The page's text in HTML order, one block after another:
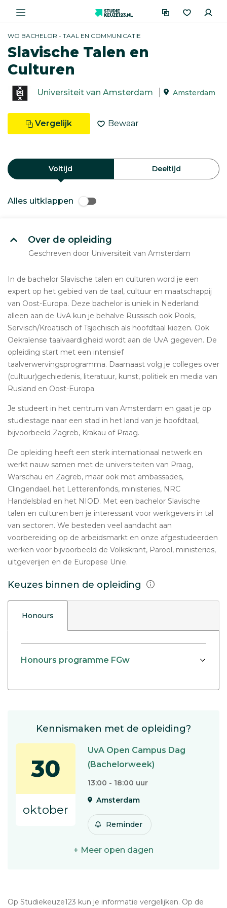
WO BACHELOR - TAAL EN COMMUNICATIE
Slavische Talen en
Culturen
Universiteit van Amsterdam Amsterdam
Vergelijk Bewaar
Voltijd Deeltijd
Alles uitklappen
Over de opleiding
Geschreven door Universiteit van Amsterdam
In de bachelor Slavische talen en culturen word je een
expert op het gebied van de taal, cultuur en maatschappij
van Oost-Europa. Deze bachelor is uniek in Nederland:
alleen aan de UvA kun je behalve Russisch ook Pools,
Servisch/Kroatisch of Tsjechisch als hoofdtaal kiezen. Ook
Oekraïense taalvaardigheid wordt aan de UvA gegeven. De
opleiding start met een intensief
taalverwervingsprogramma. Daarnaast volg je colleges over
(cultuur)gechiedenis, literatuur, kunst, politiek en media van
Rusland en Oost-Europa.
Je studeert in het centrum van Amsterdam en gaat je op
studiestage naar een stad in het land van je hoofdtaal,
bijvoorbeeld Zagreb, Krakau of Praag.
De opleiding heeft een sterk internationaal netwerk en
werkt nauw samen met de universiteiten van Praag,
Warschau en Zagreb, maar ook met ambassades,
Clingendael, het Letterenfonds, ministeries, NRC
Handelsblad en het NIOD. Met een bachelor Slavische
talen en culturen ben je interessant voor werkgevers in tal
van sectoren. We besteden veel aandacht aan
voorbereiding op de arbeidsmarkt en onze afgestudeerden
werken voor bijvoorbeeld de Volkskrant, Parool, ministeries,
uitgeverijen en de Europese Unie.
Keuzes binnen de opleiding
Honours
Honours programme FGw
Kennismaken met de opleiding?
30
oktober
UvA Open Campus Dag
(Bachelorweek)
13:00 - 18:00 uur
Amsterdam
Reminder
+ Meer open dagen
Op Studiekeuze123 kun je informatie vergelijken. Op de